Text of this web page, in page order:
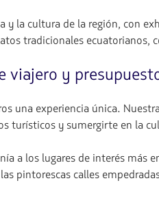
la cultura de la región, con
tradicionales ecuatorianos,
viajero y
una experiencia única.
turísticos y sumergirte en la
a los lugares de interés más
pintorescas calles